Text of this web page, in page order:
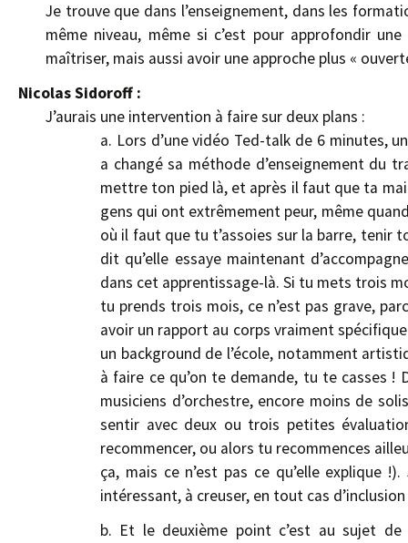
Je trouve que dans l’enseignement, dans les
même niveau, même si c’est pour approfondir
maîtriser, mais aussi avoir une approche plus «
Nicolas Sidoroff :
J’aurais une intervention à faire sur deux plans :
a. Lors d’une vidéo Ted-talk de 6 minutes,
a changé sa méthode d’enseignement du
mettre ton pied là, et après il faut que ta
gens qui ont extrêmement peur, même
où il faut que tu t’assoies sur la barre, tenir
dit qu’elle essaye maintenant
dans cet apprentissage-là. Si tu mets trois
tu prends trois mois, ce n’est pas grave,
avoir un rapport au corps vraiment
un background de l’école, notamment
à faire ce qu’on te demande, tu te casses !
musiciens d’orchestre, encore moins de
sentir avec deux ou trois petites
recommencer, ou alors tu recommences
ça, mais ce n’est pas ce qu’elle explique
intéressant, à creuser, en tout cas
b. Et le deuxième point c’est au sujet de